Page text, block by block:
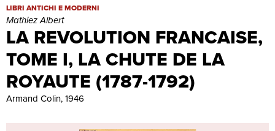
LA REVOLUTION FRANCAISE,
TOME I, LA CHUTE DE LA
ROYAUTE (1787-1792)
LA REVOLUTION FRANCAISE, TOME I, LA CHUTE DE LA
LIBRI ANTICHI E MODERNI
Mathiez Albert
Armand Colin, 1946